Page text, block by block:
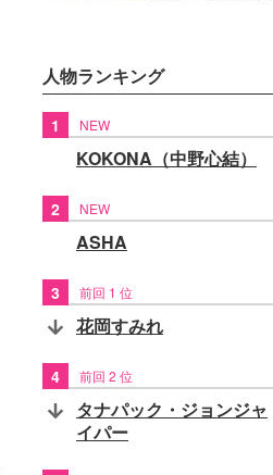
人物ランキング
1 NEW
KOKONA（中野心結）
2 NEW
ASHA
3 前回 1 位
花岡すみれ
4 前回 2 位
タナパック・ジョンジャ
イパー